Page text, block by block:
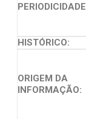
PERIODICIDADE
HISTÓRICO:
ORIGEM DA
INFORMAÇÃO: